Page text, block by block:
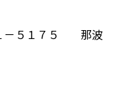
７５ 那波